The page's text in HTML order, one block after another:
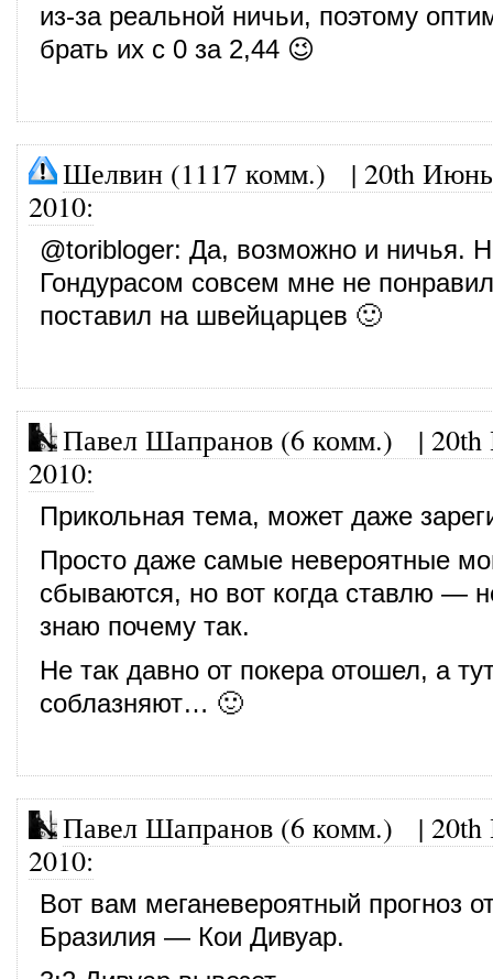
из-за реальной ничьи, поэтому
брать их с 0 за 2,44 😉
Шелвин (1117 комм.) | 20th
2010:
@toribloger: Да, возможно и ничья.
Гондурасом совсем мне не
поставил на швейцарцев 🙂
Павел Шапранов (6 комм.) |
2010:
Прикольная тема, может даже
Просто даже самые невероятные
сбываются, но вот когда ставлю —
знаю почему так.
Не так давно от покера отошел, а
соблазняют… 🙂
Павел Шапранов (6 комм.) |
2010:
Вот вам меганевероятный прогноз
Бразилия — Кои Дивуар.